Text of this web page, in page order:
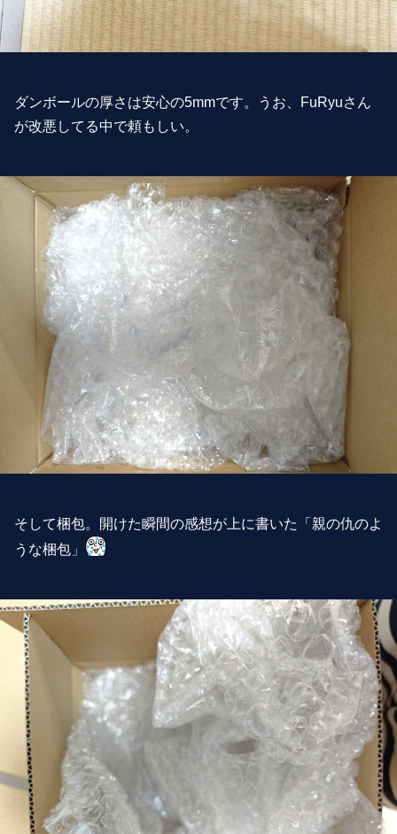
ダンボールの厚さは安心の5mmです。うお、FuRyuさん
が改悪してる中で頼もしい。
そして梱包。開けた瞬間の感想が上に書いた「親の仇のよ
うな梱包」